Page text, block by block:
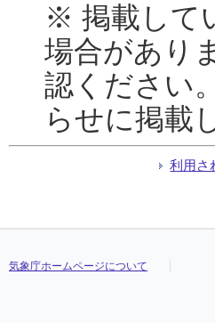
※ 掲載して
場合があり
認ください
らせに掲載
利用さ
気象庁ホームページについて